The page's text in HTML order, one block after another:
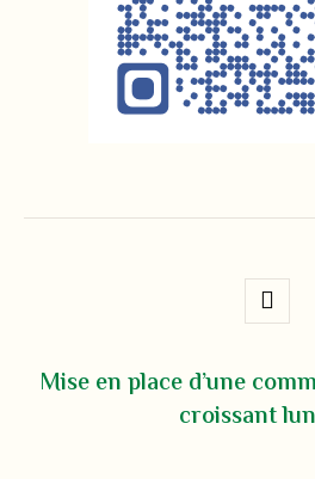
Mise en place d’une
croissant